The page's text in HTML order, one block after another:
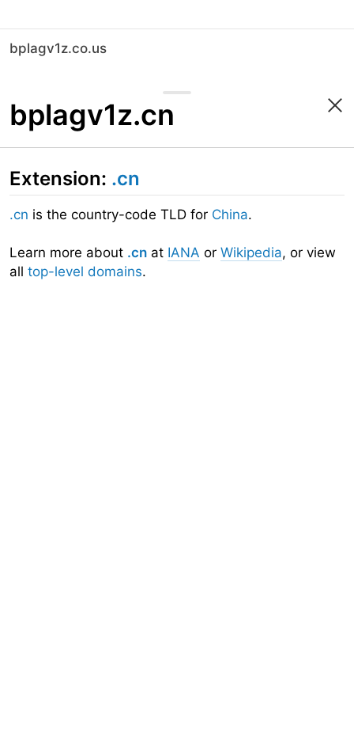
bplagv1z.co.us
bplagv1z.cn
Extension: .cn
.cn is the country-code TLD for China.
Learn more about .cn at IANA or Wikipedia, or view
all top-level domains.